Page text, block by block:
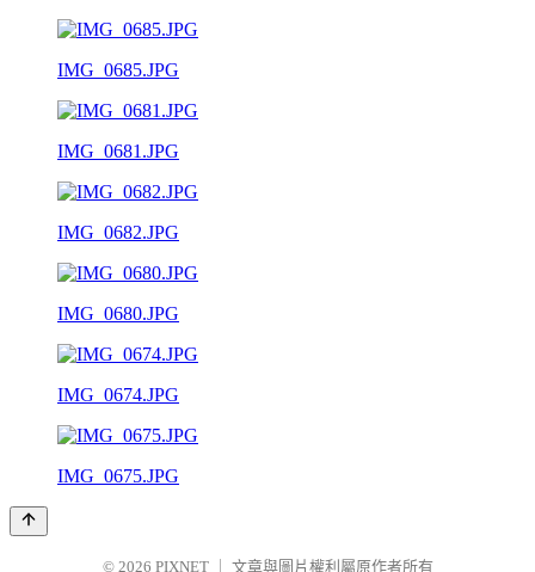
IMG_0685.JPG
IMG_0681.JPG
IMG_0682.JPG
IMG_0680.JPG
IMG_0674.JPG
IMG_0675.JPG
© 2026 PIXNET 文章與圖片權利屬原作者所有